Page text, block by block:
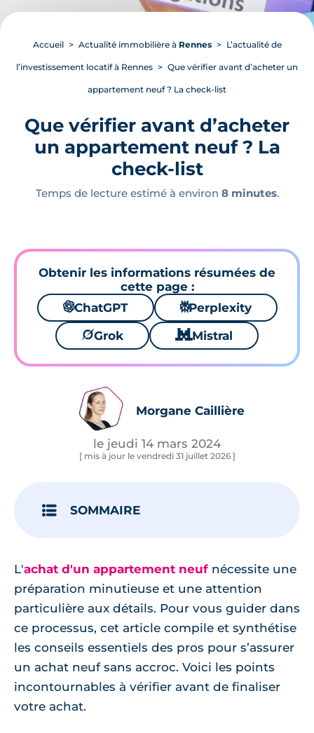
Accueil Actualité immobilière à Rennes L’actualité de
l’investissement locatif à Rennes Que vérifier avant d’acheter un
appartement neuf ? La check-list
Que vérifier avant d’acheter
un appartement neuf ? La
check-list
Temps de lecture estimé à environ 8 minutes.
Obtenir les informations résumées de
cette page :
🌌ChatGPT ⚙Perplexity
🪐Grok 🐱 Mistral
Morgane Caillière
le jeudi 14 mars 2024
[ mis à jour le vendredi 31 juillet 2026 ]
SOMMAIRE
L'achat d'un appartement neuf nécessite une
préparation minutieuse et une attention
particulière aux détails. Pour vous guider dans
ce processus, cet article compile et synthétise
les conseils essentiels des pros pour s’assurer
un achat neuf sans accroc. Voici les points
incontournables à vérifier avant de finaliser
votre achat.